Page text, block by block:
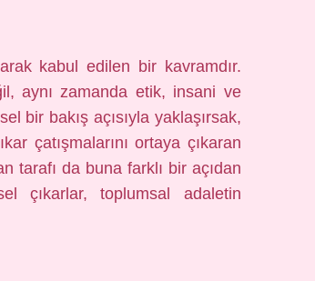
kabul edilen bir kavramdır.
aynı zamanda etik, insani ve
bir bakış açısıyla yaklaşırsak,
çatışmalarını ortaya çıkaran
tarafı da buna farklı bir açıdan
çıkarlar, toplumsal adaletin